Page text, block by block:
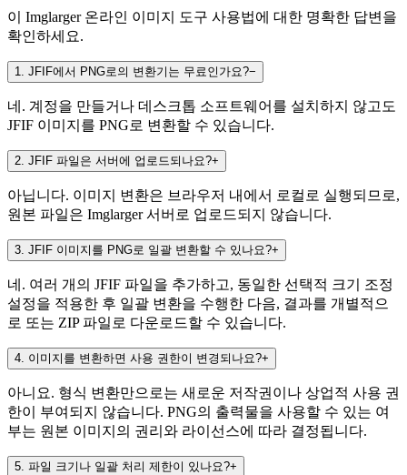
이 Imglarger 온라인 이미지 도구 사용법에 대한 명확한 답변을
확인하세요.
1. JFIF에서 PNG로의 변환기는 무료인가요?−
네. 계정을 만들거나 데스크톱 소프트웨어를 설치하지 않고도
JFIF 이미지를 PNG로 변환할 수 있습니다.
2. JFIF 파일은 서버에 업로드되나요?+
아닙니다. 이미지 변환은 브라우저 내에서 로컬로 실행되므로,
원본 파일은 Imglarger 서버로 업로드되지 않습니다.
3. JFIF 이미지를 PNG로 일괄 변환할 수 있나요?+
네. 여러 개의 JFIF 파일을 추가하고, 동일한 선택적 크기 조정
설정을 적용한 후 일괄 변환을 수행한 다음, 결과를 개별적으
로 또는 ZIP 파일로 다운로드할 수 있습니다.
4. 이미지를 변환하면 사용 권한이 변경되나요?+
아니요. 형식 변환만으로는 새로운 저작권이나 상업적 사용 권
한이 부여되지 않습니다. PNG의 출력물을 사용할 수 있는 여
부는 원본 이미지의 권리와 라이선스에 따라 결정됩니다.
5. 파일 크기나 일괄 처리 제한이 있나요?+